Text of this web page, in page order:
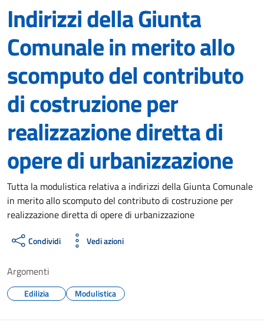
Indirizzi della Giunta
Comunale in merito allo
scomputo del contributo
di costruzione per
realizzazione diretta di
opere di urbanizzazione
Dettagli del documento
Tutta la modulistica relativa a indirizzi della Giunta Comunale
in merito allo scomputo del contributo di costruzione per
realizzazione diretta di opere di urbanizzazione
Condividi Vedi azioni
Argomenti
Edilizia Modulistica